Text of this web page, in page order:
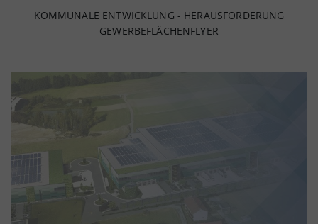
KOMMUNALE ENTWICKLUNG - HERAUSFORDERUNG
GEWERBEFLÄCHENFLYER